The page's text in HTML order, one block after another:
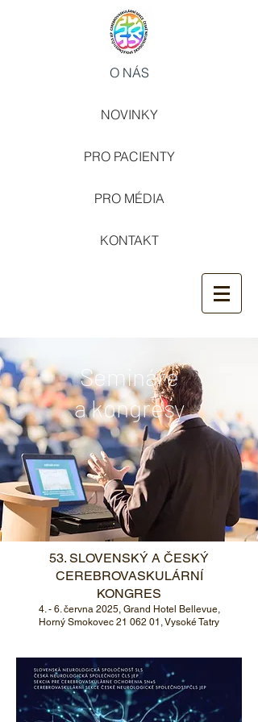
O NÁS
NOVINKY
PRO PACIENTY
PRO MÉDIA
KONTAKT
Semináře
a kongresy
53. SLOVENSKÝ A ČESKÝ
CEREBROVASKULÁRNÍ
KONGRES
4. - 6. června 2025, Grand Hotel Bellevue,
Horný Smokovec 21 062 01 , Vysoké Tatry